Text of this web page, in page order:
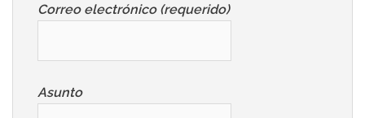
Correo electrónico (requerido)
Asunto